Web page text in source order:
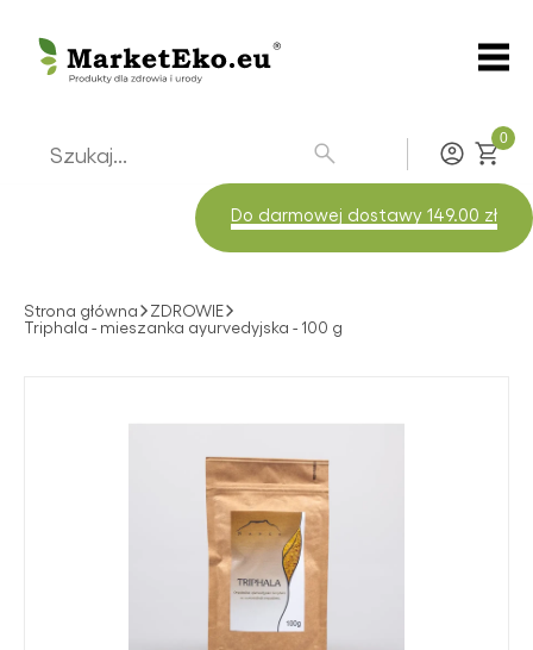
Zaloguj
0
Do darmowej dostawy 149.00 zł
Strona główna
ZDROWIE
Triphala - mieszanka ayurvedyjska - 100 g